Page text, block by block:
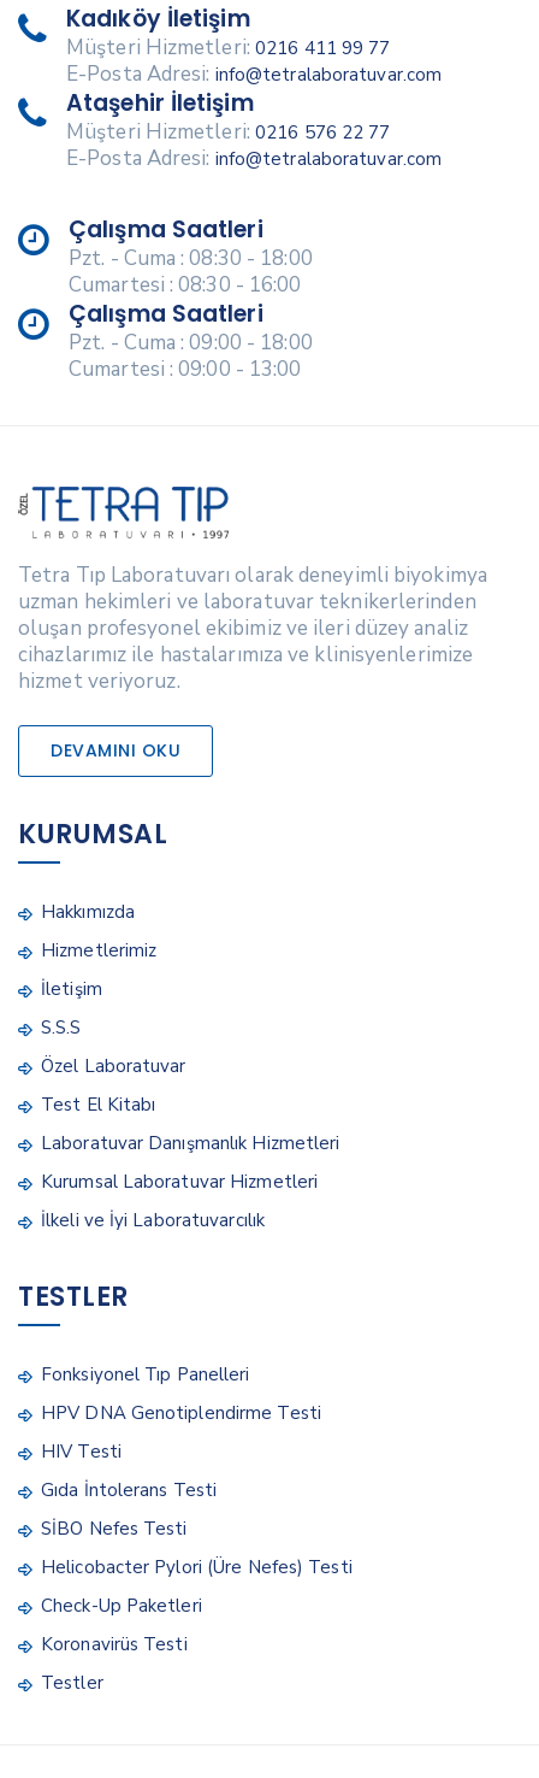
Kadıköy İletişim
Müşteri Hizmetleri: 0216 411 99 77
E-Posta Adresi: info@tetralaboratuvar.com
Ataşehir İletişim
Müşteri Hizmetleri: 0216 576 22 77
E-Posta Adresi: info@tetralaboratuvar.com
Çalışma Saatleri
Pzt. - Cuma : 08:30 - 18:00
Cumartesi : 08:30 - 16:00
Çalışma Saatleri
Pzt. - Cuma : 09:00 - 18:00
Cumartesi : 09:00 - 13:00
Tetra Tıp Laboratuvarı olarak deneyimli biyokimya
uzman hekimleri ve laboratuvar teknikerlerinden
oluşan profesyonel ekibimiz ve ileri düzey analiz
cihazlarımız ile hastalarımıza ve klinisyenlerimize
hizmet veriyoruz.
DEVAMINI OKU
KURUMSAL
Hakkımızda
Hizmetlerimiz
İletişim
S.S.S
Özel Laboratuvar
Test El Kitabı
Laboratuvar Danışmanlık Hizmetleri
Kurumsal Laboratuvar Hizmetleri
İlkeli ve İyi Laboratuvarcılık
TESTLER
Fonksiyonel Tıp Panelleri
HPV DNA Genotiplendirme Testi
HIV Testi
Gıda İntolerans Testi
SİBO Nefes Testi
Helicobacter Pylori (Üre Nefes) Testi
Check-Up Paketleri
Koronavirüs Testi
Testler